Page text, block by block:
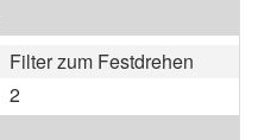
Filter zum Festdrehen
2